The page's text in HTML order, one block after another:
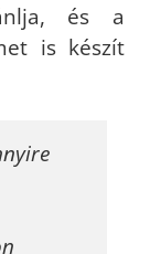
és a
is készít